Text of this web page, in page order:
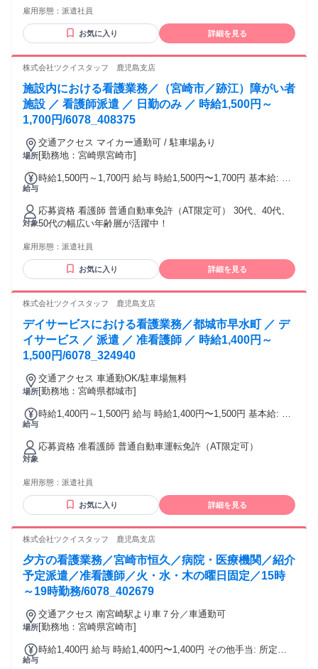
支払い 銀行振込
雇用形態： 派遣社員
お気に入り 詳細を見る
株式会社ツクイスタッフ 鹿児島支店
施設内における看護業務／（宮崎市／跡江）障がい者
施設 ／ 看護師派遣 ／ 日勤のみ ／ 時給1,500円～
1,700円/6078_408375
場所
交通アクセス マイカー通勤可 / 駐車場あり
[勤務地：宮崎県宮崎市]
給与
時給1,500円～1,700円 給与 時給1,500円〜1,700円 基本給: 看
当 夜勤手当6,000円/回 賞与（前年度実績）: 無し 昇給（前年
度実績）: 無し 締日・支払日（支払い方法）: 末締め・翌15日
支払い 銀行振込
対象
応募資格 看護師 普通自動車免許（AT限定可） 30代、40代、
50代の幅広い年齢層が活躍中！
雇用形態： 派遣社員
お気に入り 詳細を見る
株式会社ツクイスタッフ 鹿児島支店
デイサービスにおける看護業務／都城市早水町 ／ デ
イサービス ／ 派遣 ／ 准看護師 ／ 時給1,400円～
1,500円/6078_324940
場所
交通アクセス 車通勤OK/駐車場無料
[勤務地：宮崎県都城市]
給与
時給1,400円～1,500円 給与 時給1,400円〜1,500円 基本給: 准
手当 給与詳細: 経験を考慮の上決定 賞与（前年度実績）: 無し
昇給（前年度実績）: あり：実績による 締日・支払日（支払
対象
応募資格 准看護師 普通自動車運転免許（AT限定可）
雇用形態： 派遣社員
お気に入り 詳細を見る
株式会社ツクイスタッフ 鹿児島支店
夕方の看護業務／宮崎市恒久／病院・医療機関／紹介
予定派遣／准看護師／火・水・木の曜日固定／15時
～19時勤務/6078_402679
場所
交通アクセス 南宮崎駅より車７分／車通勤可
[勤務地：宮崎県宮崎市]
給与
時給1,400円 給与 時給1,400円〜1,400円 その他手当: 所定外